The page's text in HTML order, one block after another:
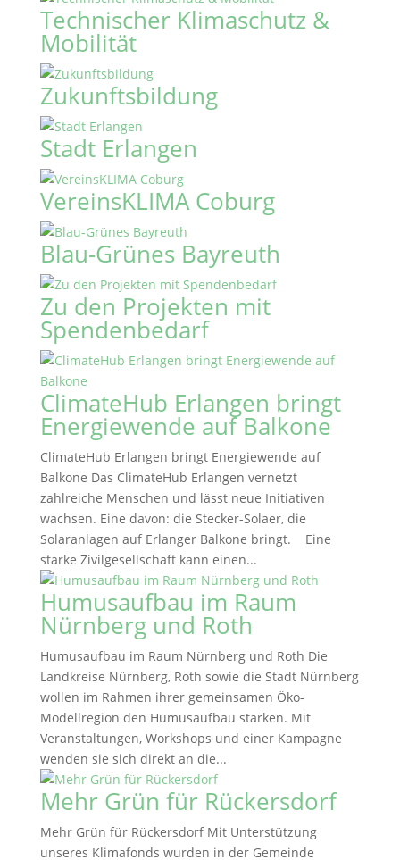
Technischer Klimaschutz &
Mobilität
Zukunftsbildung
Stadt Erlangen
VereinsKLIMA Coburg
Blau-Grünes Bayreuth
Zu den Projekten mit
Spendenbedarf
ClimateHub Erlangen bringt
Energiewende auf Balkone
ClimateHub Erlangen bringt Energiewende auf
Balkone Das ClimateHub Erlangen vernetzt
zahlreiche Menschen und lässt neue Initiativen
wachsen. Eine davon: die Stecker-Solaer, die
Solaranlagen auf Erlanger Balkone bringt. Eine
starke Zivilgesellschaft kann einen...
Humusaufbau im Raum
Nürnberg und Roth
Humusaufbau im Raum Nürnberg und Roth Die
Landkreise Nürnberg, Roth sowie die Stadt Nürnberg
wollen im Rahmen ihrer gemeinsamen Öko-
Modellregion den Humusaufbau stärken. Mit
Veranstaltungen, Workshops und einer Kampagne
wenden sie sich direkt an die...
Mehr Grün für Rückersdorf
Mehr Grün für Rückersdorf Mit Unterstützung
unseres Klimafonds wurden in der Gemeinde